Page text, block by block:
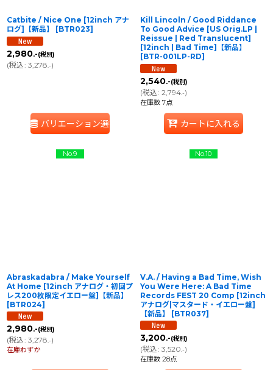
Catbite / Nice One [12inch アナ
ログ]【新品】
[BTR023]
2,980.-(税別)
(税込: 3,278.-)
バリエーション選択
Kill Lincoln / Good Riddance
To Good Advice [US Orig.LP |
Reissue | Red Translucent]
[12inch | Bad Time]【新品】
[BTR-001LP-RD]
2,540.-(税別)
(税込: 2,794.-)
在庫数 7点
カートに入れる
No.9
Abraskadabra / Make Yourself
At Home [12inch アナログ・初回プ
レス200枚限定イエロー盤]【新品】
[BTR024]
2,980.-(税別)
(税込: 3,278.-)
在庫わずか
No.10
V.A. / Having a Bad Time, Wish
You Were Here: A Bad Time
Records FEST 20 Comp [12inch
アナログ|マスタード・イエロー盤]
【新品】
[BTR037]
3,200.-(税別)
(税込: 3,520.-)
在庫数 28点